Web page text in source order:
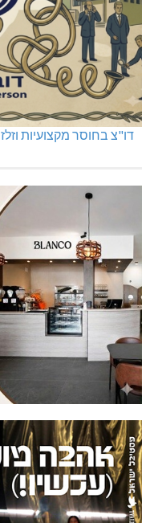
דו"צ בחוסר מקצועיות